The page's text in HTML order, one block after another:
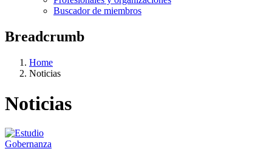
Buscador de miembros
Breadcrumb
Home
Noticias
Noticias
Gobernanza